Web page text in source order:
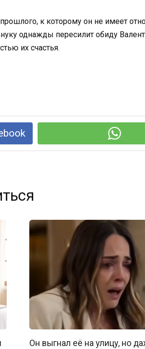
к которому он не имеет
однажды пересилит обиду
их счастья.
Он выгнал её на улицу, но